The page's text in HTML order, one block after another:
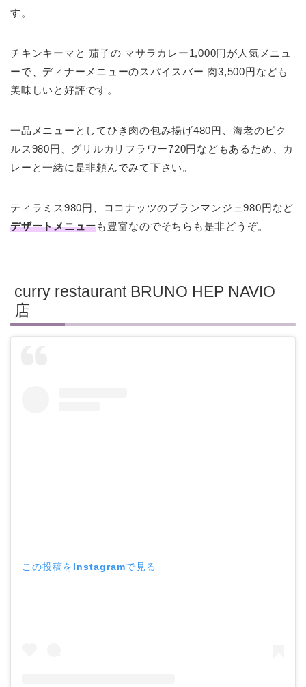
す。
チキンキーマと 茄子の マサラカレー1,000円が人気メニュ
ーで、ディナーメニューのスパイスバー 肉3,500円なども
美味しいと好評です。
一品メニューとしてひき肉の包み揚げ480円、海老のピク
ルス980円、グリルカリフラワー720円などもあるため、カ
レーと一緒に是非頼んでみて下さい。
ティラミス980円、ココナッツのブランマンジェ980円など
デザートメニューも豊富なのでそちらも是非どうぞ。
curry restaurant BRUNO HEP NAVIO
店
この投稿をInstagramで見る